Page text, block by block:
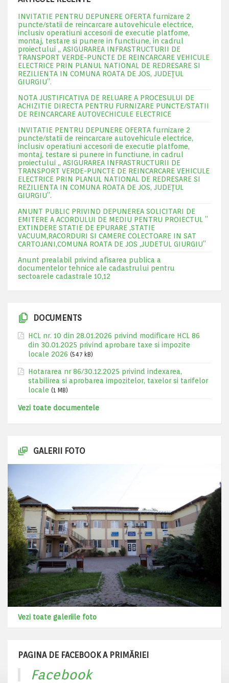
INVITATIE PENTRU DEPUNERE OFERTA furnizare 2
puncte/statii de reincarcare autovehicule electrice,
inclusiv operatiuni accesorii de executie platfome,
montaj, testare si punere in functiune, in cadrul
proiectului „ ASIGURAREA INFRASTRUCTURII DE
TRANSPORT VERDE-PUNCTE DE REINCARCARE VEHICULE
ELECTRICE PRIN PLANUL NATIONAL DE REDRESARE SI
REZILIENTA IN COMUNA ROATA DE JOS, JUDEŢUL
GIURGIU”.
NOTA JUSTIFICATIVA DE RELUARE A PROCESULUI DE
ACHIZITIE DIRECTA PENTRU FURNIZARE PUNCTE/STATII
DE REINCARCARE AUTOVECHICULE ELECTRICE
INVITATIE PENTRU DEPUNERE OFERTA furnizare 2
puncte/statii de reincarcare autovehicule electrice,
inclusiv operatiuni accesorii de executie platfome,
montaj, testare si punere in functiune, in cadrul
proiectului „ ASIGURAREA INFRASTRUCTURII DE
TRANSPORT VERDE-PUNCTE DE REINCARCARE VEHICULE
ELECTRICE PRIN PLANUL NATIONAL DE REDRESARE SI
REZILIENTA IN COMUNA ROATA DE JOS, JUDEŢUL
GIURGIU”.
ANUNT PUBLIC PRIVIND DEPUNEREA SOLICITARI DE
EMITERE A ACORDULUI DE MEDIU PENTRU PROIECTUL ”
EXTINDERE STATIE DE EPURARE ,STATIE
VACUUM,RACORDURI SI CAMERE COLECTOARE IN SAT
CARTOJANI,COMUNA ROATA DE JOS ,JUDETUL GIURGIU”
Anunt prealabil privind afisarea publica a
documentelor tehnice ale cadastrului pentru
sectoarele cadastrale 10,12
DOCUMENTS
HCL nr. 10 din 28.01.2026 privind modificare HCL 86
din 30.01.2025 privind aprobare taxe si impozite
locale 2026 (547 kB)
Hotararea nr 86/30.12.2025 privind indexarea,
stabilirea si aprobarea impozitelor, taxelor si tarifelor
locale (1 MB)
Vezi toate documentele
GALERII FOTO
Vezi toate galeriile foto
PAGINA DE FACEBOOK A PRIMĂRIEI
Facebook